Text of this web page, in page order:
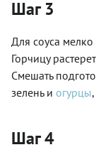
Шаг 3
Для соуса
Горчицу
Смешать
зелень и огурцы
Шаг 4